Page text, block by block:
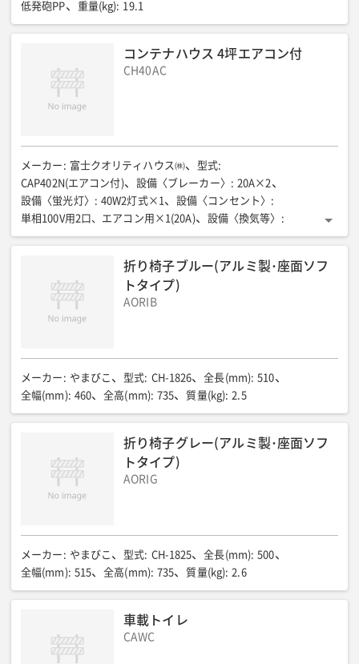
低発砲PP
重量(kg): 19.1
コンテナハウス 4坪エアコン付
CH40AC
メーカー : 富士クオリティハウス㈱ 型式:
CAP402N(エアコン付)
設備〈ブレーカー〉 : 20A×2
設備〈蛍光灯〉 : 40W2灯式×1 設備〈コンセント〉 :
単相100V用2口、エアコン用×1(20A)
設備〈換気等〉
:
換気扇×1、換気口×1
全長(mm): 5950 全幅(mm): 2225
床パネル耐荷重(kg/㎡): 約180 質量(kg) : 1100+エアコン重量
折り椅子ブルー(アルミ製･座面ソフ
トタイプ)
AORIB
メーカー : やまびこ 型式: CH-1826 全長(mm): 510
全幅(mm): 460 全高(mm): 735 質量(kg): 2.5
折り椅子グレー(アルミ製･座面ソフ
トタイプ)
AORIG
メーカー : やまびこ 型式: CH-1825 全長(mm): 500
全幅(mm): 515 全高(mm): 735 質量(kg): 2.6
車載トイレ
CAWC